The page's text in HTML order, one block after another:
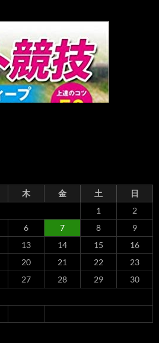
木 金 土 日
1
2
6 7 8
9
13 14 15
16
20 21 22
23
27 28 29
30